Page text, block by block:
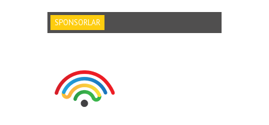
SPONSORLAR